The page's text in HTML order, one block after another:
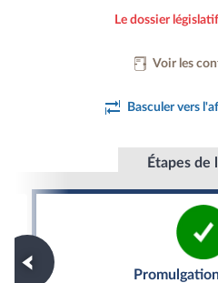
Le dossier
Voir les
Basculer vers
Étapes de